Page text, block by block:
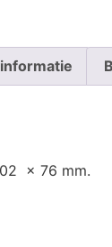
x 76 mm.